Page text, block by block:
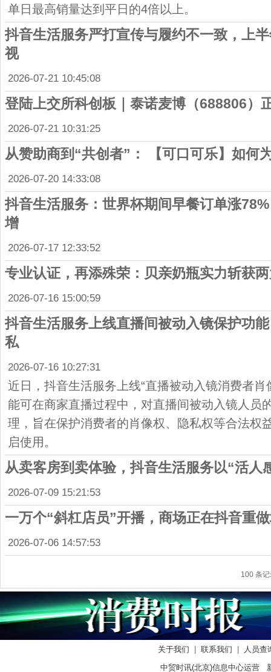
单日最高销量达到平日的4倍以上。
抖音生活服务严打宣传与履约不一致，上
视
2026-07-21 10:45:08
登陆上交所科创板｜泰诺麦博（688806）
2026-07-21 10:31:25
从赞助商到“共创者”： 【可口可乐】如何
2026-07-20 14:33:08
抖音生活服务：世界杯期间早餐订单涨
增
2026-07-17 12:33:52
专业认证，再添殊荣：贝亲奶瓶实力斩获
2026-07-16 15:00:59
抖音生活服务上线直播间被动入镜保护功
私
2026-07-16 10:27:31
近日，抖音生活服务上线“直播被动入镜消费者肖
能可在商家直播过程中，对直播间被动入镜人员
理，旨在保护消费者的肖像权、隐私权等合法权
启使用。
从卖客房到卖体验，抖音生活服务以“活人
2026-07-09 15:21:53
一万个“斜杠店员”开播，商场正在抖音重
2026-07-06 14:57:53
100 条
关于我们 联系我们
人员查
中贸时讯(北京)信息中心运营